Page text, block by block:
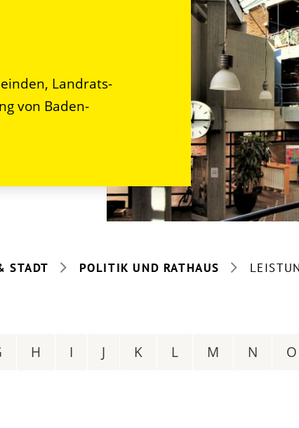
Landrats-
von Baden-
STADT POLITIK UND RATHAUS
H I J K L M N O